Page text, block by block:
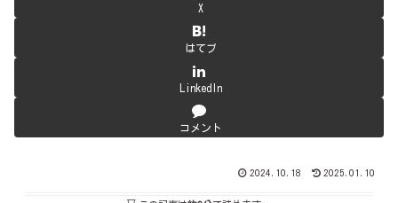
X
はてブ
LinkedIn
コメント
2024.10.18 2025.01.10